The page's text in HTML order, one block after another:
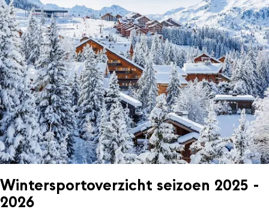
Wintersportoverzicht seizoen 2025 -
2026